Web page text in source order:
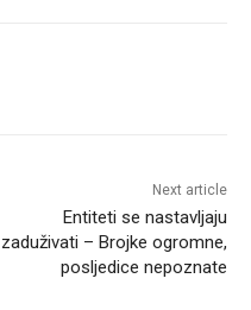
Next article
Entiteti se nastavljaju
zaduživati – Brojke ogromne,
posljedice nepoznate